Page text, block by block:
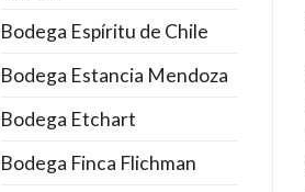
Bodega Espíritu de Chile
Bodega Estancia Mendoza
Bodega Etchart
Bodega Finca Flichman